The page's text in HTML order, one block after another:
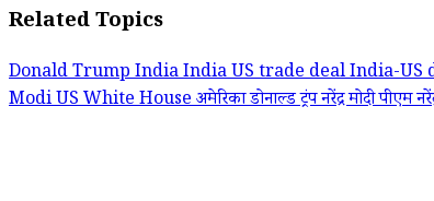
Related Topics
Donald TrumpIndiaIndia US trade dealIndia-US
ModiUSWhite Houseअमेरिकाडोनाल्ड ट्रंपनरेंद्र मोदीपीएम